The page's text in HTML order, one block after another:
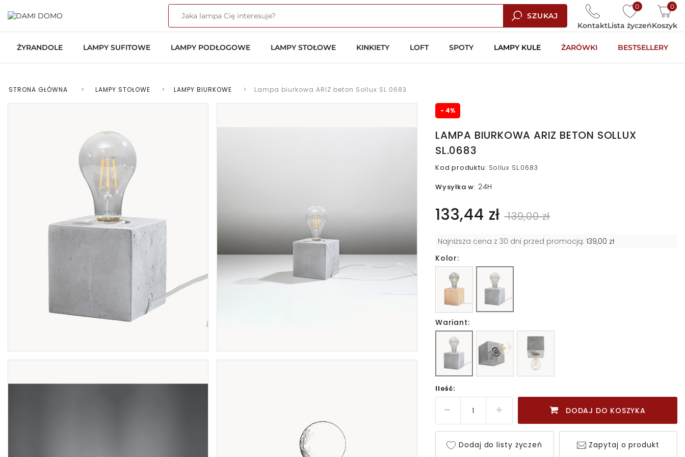
SZUKAJ
0
Lista życzeń
0
Koszyk
Kontakt
ŻYRANDOLE LAMPY SUFITOWE LAMPY PODŁOGOWE LAMPY STOŁOWE KINKIETY LOFT SPOTY LAMPY KULE ŻARÓWKI BESTSELLERY
STRONA GŁÓWNA > LAMPY STOŁOWE > LAMPY BIURKOWE > Lampa biurkowa ARIZ beton Sollux SL.0683
- 4%
LAMPA BIURKOWA ARIZ BETON SOLLUX
SL.0683
Kod produktu: Sollux SL.0683
Wysyłka w: 24H
133,44 zł 139,00 zł
Najniższa cena z 30 dni przed promocją: 139,00 zł
Kolor:
Wariant:
Ilość:
DODAJ DO KOSZYKA
Dodaj do listy życzeń Zapytaj o produkt